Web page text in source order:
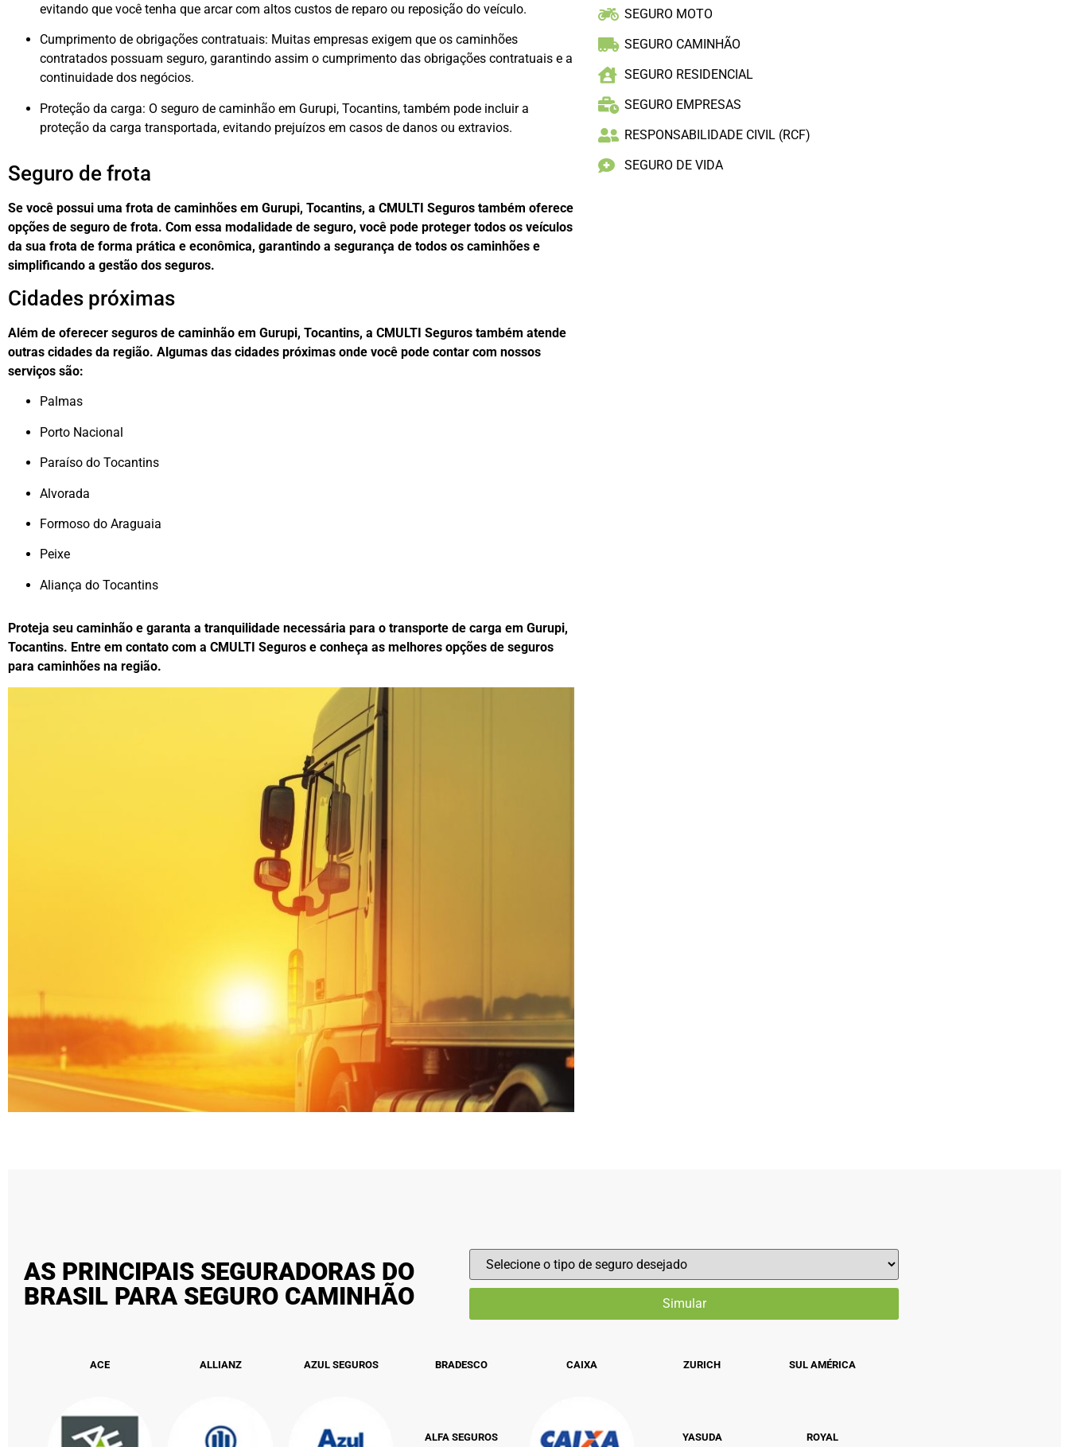
evitando que você tenha que arcar com altos custos de reparo ou reposição do veículo.
Cumprimento de obrigações contratuais: Muitas empresas exigem que os caminhões
contratados possuam seguro, garantindo assim o cumprimento das obrigações contratuais e a
continuidade dos negócios.
Proteção da carga: O seguro de caminhão em Gurupi, Tocantins, também pode incluir a
proteção da carga transportada, evitando prejuízos em casos de danos ou extravios.
Seguro de frota
Se você possui uma frota de caminhões em Gurupi, Tocantins, a CMULTI Seguros também oferece
opções de seguro de frota. Com essa modalidade de seguro, você pode proteger todos os veículos
da sua frota de forma prática e econômica, garantindo a segurança de todos os caminhões e
simplificando a gestão dos seguros.
Cidades próximas
Além de oferecer seguros de caminhão em Gurupi, Tocantins, a CMULTI Seguros também atende
outras cidades da região. Algumas das cidades próximas onde você pode contar com nossos
serviços são:
Palmas
Porto Nacional
Paraíso do Tocantins
Alvorada
Formoso do Araguaia
Peixe
Aliança do Tocantins
Proteja seu caminhão e garanta a tranquilidade necessária para o transporte de carga em Gurupi,
Tocantins. Entre em contato com a CMULTI Seguros e conheça as melhores opções de seguros
para caminhões na região.
SEGURO MOTO
SEGURO CAMINHÃO
SEGURO RESIDENCIAL
SEGURO EMPRESAS
RESPONSABILIDADE CIVIL (RCF)
SEGURO DE VIDA
AS PRINCIPAIS SEGURADORAS DO
BRASIL PARA SEGURO CAMINHÃO
ACE ALLIANZ AZUL SEGUROS BRADESCO
ALFA SEGUROS
CAIXA ZURICH
YASUDA
SUL AMÉRICA
ROYAL